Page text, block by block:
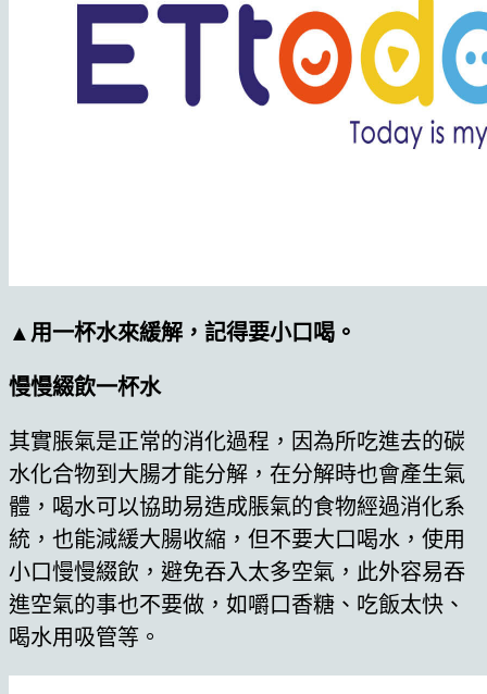
▲用一杯水來緩解，記得要小口喝。
慢慢綴飲一杯水
其實脹氣是正常的消化過程，因為所吃進去的碳
水化合物到大腸才能分解，在分解時也會產生氣
體，喝水可以協助易造成脹氣的食物經過消化系
統，也能減緩大腸收縮，但不要大口喝水，使用
小口慢慢綴飲，避免吞入太多空氣，此外容易吞
進空氣的事也不要做，如嚼口香糖、吃飯太快、
喝水用吸管等。